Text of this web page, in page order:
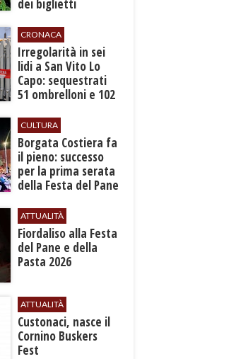
dei biglietti
CRONACA
Irregolarità in sei
lidi a San Vito Lo
Capo: sequestrati
51 ombrelloni e 102
CULTURA
​Borgata Costiera fa
il pieno: successo
per la prima serata
della Festa del Pane
ATTUALITÀ
Fiordaliso alla Festa
del Pane e della
Pasta 2026
ATTUALITÀ
Custonaci, nasce il
Cornino Buskers
Fest